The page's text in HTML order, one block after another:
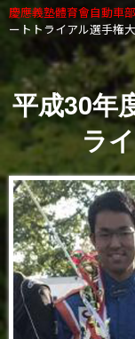
慶應義塾體育會自動車部
ートトライアル選手権
平成30年
ラ